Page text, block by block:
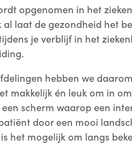
opgenomen in het
laat de gezondheid het
je verblijf in het
hebben we
makkelijk én leuk om in
scherm waarop een
door een mooi
het mogelijk om langs